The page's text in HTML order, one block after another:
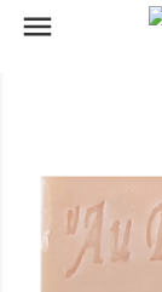
